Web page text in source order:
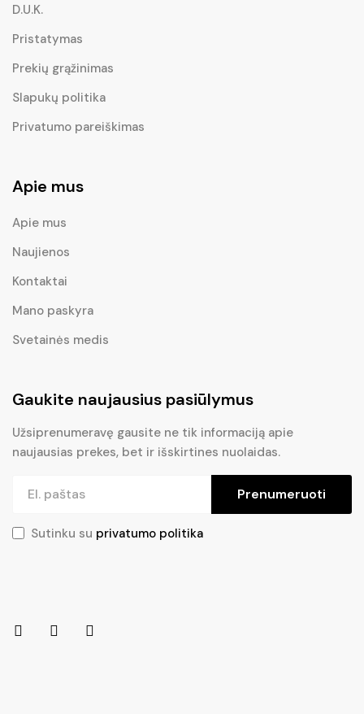
D.U.K.
Pristatymas
Prekių grąžinimas
Slapukų politika
Privatumo pareiškimas
Apie mus
Apie mus
Naujienos
Kontaktai
Mano paskyra
Svetainės medis
Gaukite naujausius pasiūlymus
Užsiprenumeravę gausite ne tik informaciją apie
naujausias prekes, bet ir išskirtines nuolaidas.
Prenumeruoti
Sutinku su privatumo politika